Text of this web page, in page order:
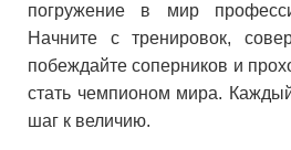
погружение в мир
Начните с тренировок,
побеждайте соперников и
стать чемпионом мира.
шаг к величию.